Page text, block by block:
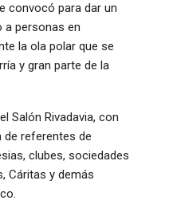
convocó para dar un
a personas en
la ola polar que se
y gran parte de la
Salón Rivadavia, con
de referentes de
clubes, sociedades
Cáritas y demás